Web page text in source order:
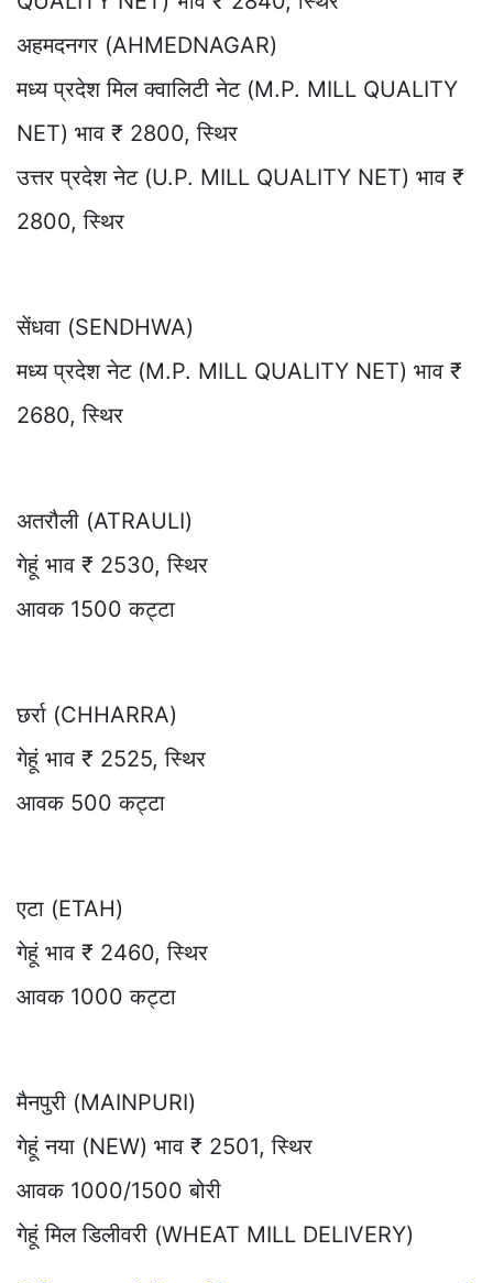
अहमदनगर (AHMEDNAGAR)
मध्य प्रदेश मिल क्वालिटी नेट (M.P. MILL QUALITY
NET) भाव ₹ 2800, स्थिर
उत्तर प्रदेश नेट (U.P. MILL QUALITY NET) भाव ₹
2800, स्थिर
सेंधवा (SENDHWA)
मध्य प्रदेश नेट (M.P. MILL QUALITY NET) भाव ₹
2680, स्थिर
अतरौली (ATRAULI)
गेहूं भाव ₹ 2530, स्थिर
आवक 1500 कट्टा
छर्रा (CHHARRA)
गेहूं भाव ₹ 2525, स्थिर
आवक 500 कट्टा
एटा (ETAH)
गेहूं भाव ₹ 2460, स्थिर
आवक 1000 कट्टा
मैनपुरी (MAINPURI)
गेहूं नया (NEW) भाव ₹ 2501, स्थिर
आवक 1000/1500 बोरी
गेहूं मिल डिलीवरी (WHEAT MILL DELIVERY)